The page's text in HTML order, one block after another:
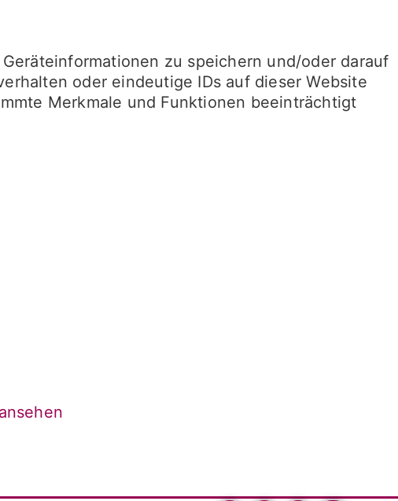
zu speichern und/oder darauf
oder eindeutige IDs auf dieser Website
Merkmale und Funktionen beeinträchtigt